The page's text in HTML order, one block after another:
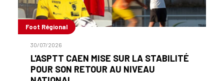
Foot Régional
30/07/2026
L'ASPTT CAEN MISE SUR LA STABILITÉ
POUR SON RETOUR AU NIVEAU